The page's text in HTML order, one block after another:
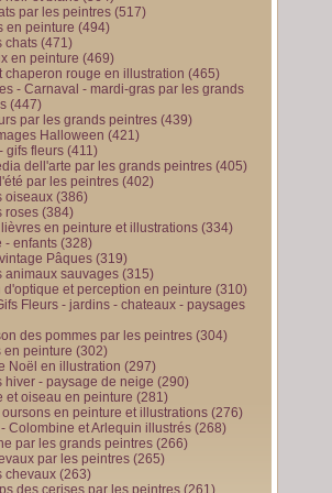
par les peintres (517)
en peinture (494)
chats (471)
en peinture (469)
chaperon rouge en illustration (465)
- Carnaval - mardi-gras par les grands
(447)
par les grands peintres (439)
Halloween (421)
gifs fleurs (411)
dell'arte par les grands peintres (405)
par les peintres (402)
oiseaux (386)
roses (384)
lièvres en peinture et illustrations (334)
- enfants (328)
Pâques (319)
animaux sauvages (315)
d'optique et perception en peinture (310)
Fleurs - jardins - chateaux - paysages
des pommes par les peintres (304)
en peinture (302)
Noël en illustration (297)
hiver - paysage de neige (290)
et oiseau en peinture (281)
en peinture et illustrations (276)
- Colombine et Arlequin illustrés (268)
par les grands peintres (266)
par les peintres (265)
chevaux (263)
des cerises par les peintres (261)